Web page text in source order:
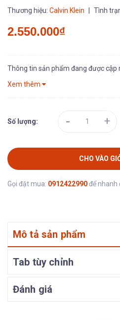
Thương hiệu: Calvin Klein Tình
2.550.000₫
Thông tin sản phẩm đang được cập
Xem thêm
Số lượng: - +
CHO VÀO
Gọi đặt mua: 0912422990để nhanh
Mô tả sản phẩm
Tab tùy chỉnh
Đánh giá